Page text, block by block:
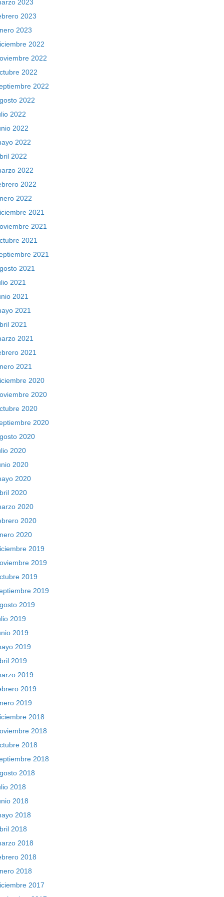
2023
2023
2023
2022
2022
2022
2022
2022
2022
2022
2022
2022
2022
2022
2022
2021
2021
2021
2021
2021
2021
2021
2021
2021
2021
2021
2021
2020
2020
2020
2020
2020
2020
2020
2020
2020
2020
2020
2020
2019
2019
2019
2019
2019
2019
2019
2019
2019
2019
2019
2019
2018
2018
2018
2018
2018
2018
2018
2018
2018
2018
2018
2018
2017